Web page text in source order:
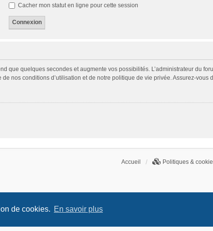
de cookies. En savoir plus
Cacher mon statut en ligne pour cette session
que quelques secondes et augmente vos possibilités. L’administrateur du
nos conditions d’utilisation et de notre politique de vie privée. Assurez-vous
Accueil Politiques &